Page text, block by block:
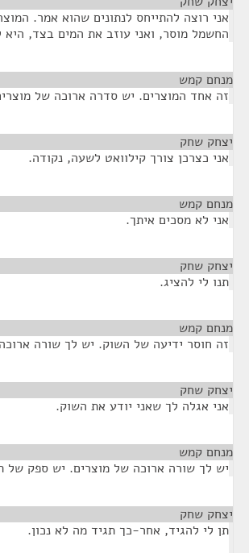
אני רוצה להתייחס לנתונים שהוא אמר.
החשמל מוסר, ואני עוזב את המים בצד,
מנחם קמש
זה אחד המוצרים. יש סדרה ארוכה של
יצחק שחק
אני כצרכן צורך קילוואט לשעה, נקודה.
מנחם קמש
אני לא מסכים איתך.
יצחק שחק
תנו לי להציג.
מנחם קמש
זה חוסר ידיעה של השוק. יש לך שורה
יצחק שחק
אני אגלה לך שאני יודע את השוק.
מנחם קמש
יש לך שורה ארוכה של מוצרים. יש ספק של
יצחק שחק
תן לי להגיד, אחר-כך תגיד מה לא נכון.